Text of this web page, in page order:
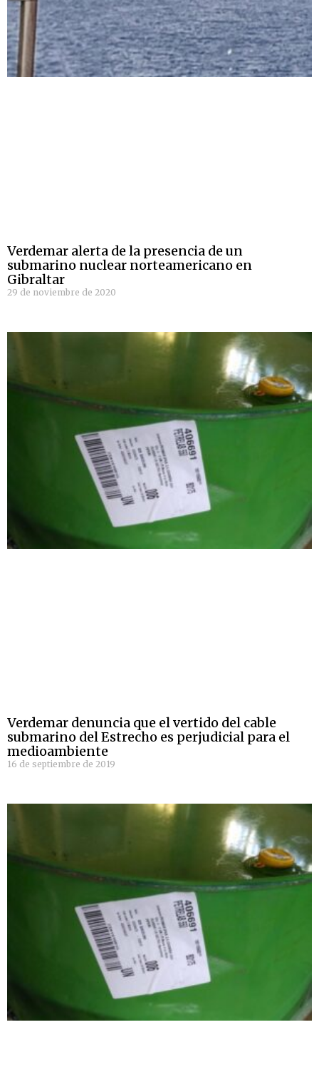
Verdemar alerta de la presencia de un
submarino nuclear norteamericano en
Gibraltar
29 de noviembre de 2020
Verdemar denuncia que el vertido del cable
submarino del Estrecho es perjudicial para el
medioambiente
16 de septiembre de 2019